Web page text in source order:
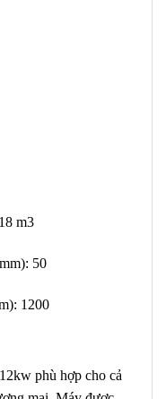
m3
50
1200
phù hợp cho cả